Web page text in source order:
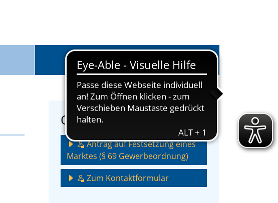
Anmelden
Onlinedienstleistungen
Antrag auf Festsetzung eines
Marktes (§ 69 Gewerbeordnung)
Zum Kontaktformular